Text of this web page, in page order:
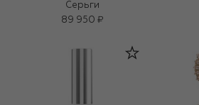
Серьги
89 950 ₽